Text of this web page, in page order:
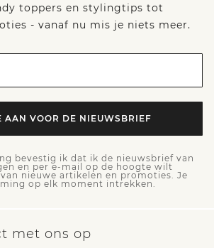
toppers en stylingtips tot
- vanaf nu mis je niets meer.
AAN VOOR DE NIEUWSBRIEF
bevestig ik dat ik de nieuwsbrief van
en per e-mail op de hoogte wilt
nieuwe artikelen en promoties. Je
op elk moment intrekken.
met ons op